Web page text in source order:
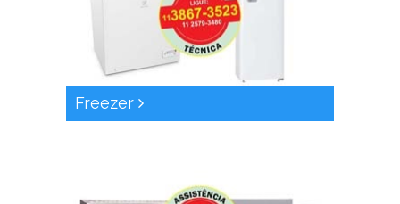
Freezer